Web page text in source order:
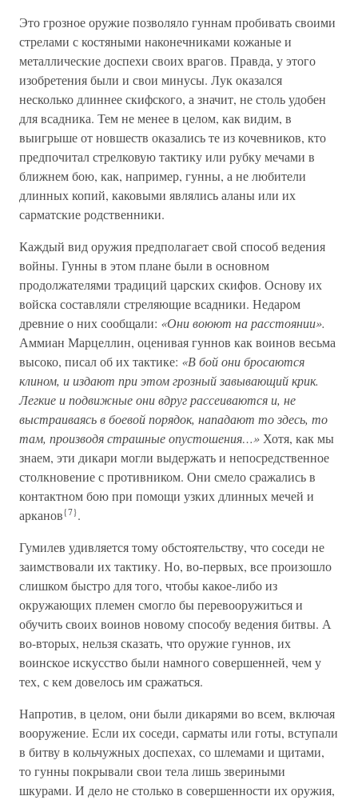
Это грозное оружие позволяло гуннам пробивать своими
стрелами с костяными наконечниками кожаные и
металлические доспехи своих врагов. Правда, у этого
изобретения были и свои минусы. Лук оказался
несколько длиннее скифского, а значит, не столь удобен
для всадника. Тем не менее в целом, как видим, в
выигрыше от новшеств оказались те из кочевников, кто
предпочитал стрелковую тактику или рубку мечами в
ближнем бою, как, например, гунны, а не любители
длинных копий, каковыми являлись аланы или их
сарматские родственники.
Каждый вид оружия предполагает свой способ ведения
войны. Гунны в этом плане были в основном
продолжателями традиций царских скифов. Основу их
войска составляли стреляющие всадники. Недаром
древние о них сообщали: «Они воюют на расстоянии».
Аммиан Марцеллин, оценивая гуннов как воинов весьма
высоко, писал об их тактике: «В бой они бросаются
клином, и издают при этом грозный завывающий крик.
Легкие и подвижные они вдруг рассеиваются и, не
выстраиваясь в боевой порядок, нападают то здесь, то
там, производя страшные опустошения…» Хотя, как мы
знаем, эти дикари могли выдержать и непосредственное
столкновение с противником. Они смело сражались в
контактном бою при помощи узких длинных мечей и
арканов{7}.
Гумилев удивляется тому обстоятельству, что соседи не
заимствовали их тактику. Но, во-первых, все произошло
слишком быстро для того, чтобы какое-либо из
окружающих племен смогло бы перевооружиться и
обучить своих воинов новому способу ведения битвы. А
во-вторых, нельзя сказать, что оружие гуннов, их
воинское искусство были намного совершенней, чем у
тех, с кем довелось им сражаться.
Напротив, в целом, они были дикарями во всем, включая
вооружение. Если их соседи, сарматы или готы, вступали
в битву в кольчужных доспехах, со шлемами и щитами,
то гунны покрывали свои тела лишь звериными
шкурами. И дело не столько в совершенности их оружия,